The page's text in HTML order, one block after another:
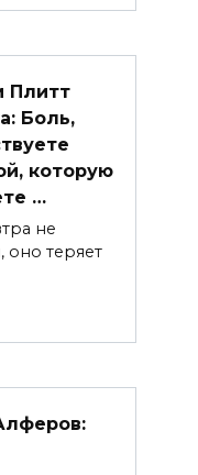
Плитт
Боль,
которую
…
не
оно теряет